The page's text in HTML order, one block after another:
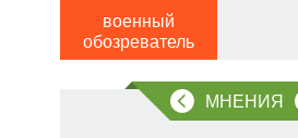
военный
обозреватель
МНЕНИЯ